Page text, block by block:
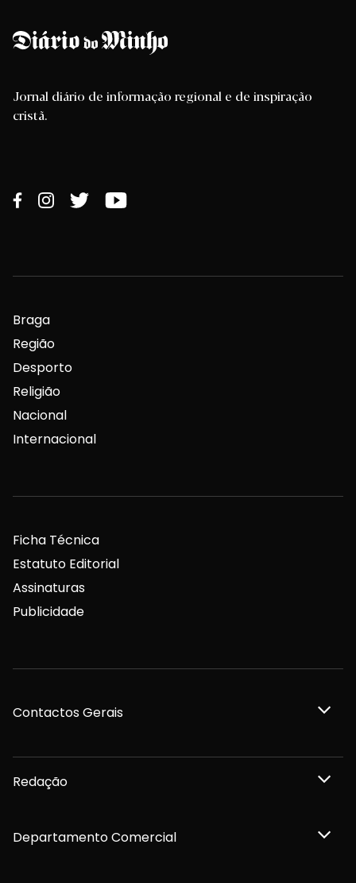
Jornal diário de informação regional e de inspiração
cristã.
Braga
Região
Desporto
Religião
Nacional
Internacional
Ficha Técnica
Estatuto Editorial
Assinaturas
Publicidade
Contactos Gerais
Redação
Departamento Comercial